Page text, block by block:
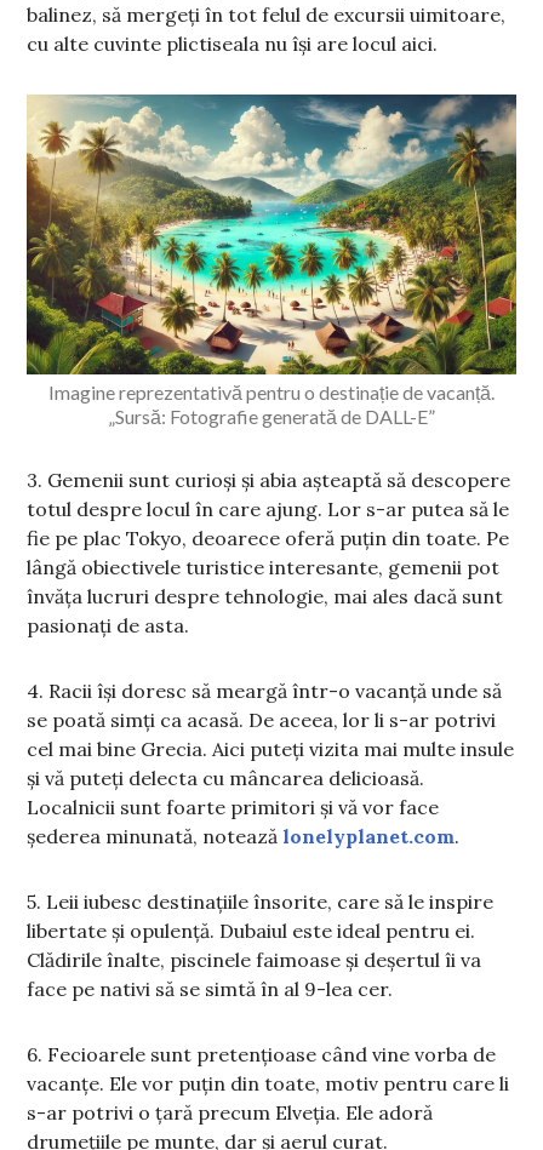
balinez, să mergeți în tot felul de excursii uimitoare,
cu alte cuvinte plictiseala nu își are locul aici.
Imagine reprezentativă pentru o destinație de vacanță.
„Sursă: Fotografie generată de DALL-E”
3. Gemenii sunt curioși și abia așteaptă să descopere
totul despre locul în care ajung. Lor s-ar putea să le
fie pe plac Tokyo, deoarece oferă puțin din toate. Pe
lângă obiectivele turistice interesante, gemenii pot
învăța lucruri despre tehnologie, mai ales dacă sunt
pasionați de asta.
4. Racii își doresc să meargă într-o vacanță unde să
se poată simți ca acasă. De aceea, lor li s-ar potrivi
cel mai bine Grecia. Aici puteți vizita mai multe insule
și vă puteți delecta cu mâncarea delicioasă.
Localnicii sunt foarte primitori și vă vor face
șederea minunată, noteazălonelyplanet.com.
5. Leii iubesc destinațiile însorite, care să le inspire
libertate și opulență. Dubaiul este ideal pentru ei.
Clădirile înalte, piscinele faimoase și deșertul îi va
face pe nativi să se simtă în al 9-lea cer.
6. Fecioarele sunt pretențioase când vine vorba de
vacanțe. Ele vor puțin din toate, motiv pentru care li
s-ar potrivi o țară precum Elveția. Ele adoră
drumețiile pe munte, dar și aerul curat.